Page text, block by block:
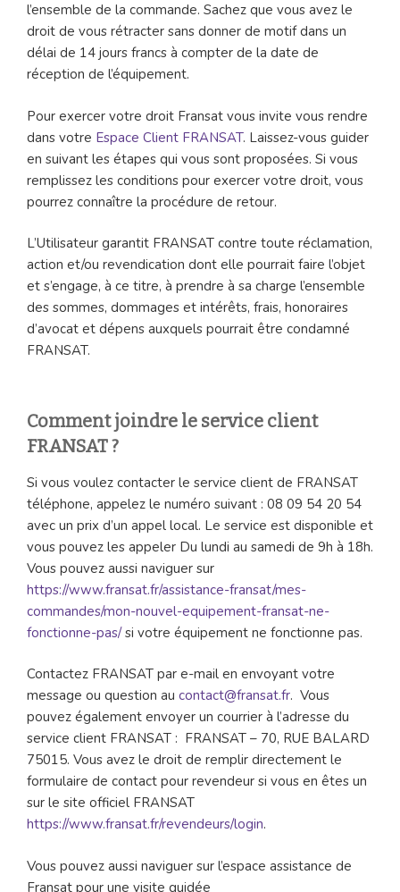
l’ensemble de la commande. Sachez que vous avez le
droit de vous rétracter sans donner de motif dans un
délai de 14 jours francs à compter de la date de
réception de l’équipement.
Pour exercer votre droit Fransat vous invite vous rendre
dans votre Espace Client FRANSAT. Laissez-vous guider
en suivant les étapes qui vous sont proposées. Si vous
remplissez les conditions pour exercer votre droit, vous
pourrez connaître la procédure de retour.
L’Utilisateur garantit FRANSAT contre toute réclamation,
action et/ou revendication dont elle pourrait faire l’objet
et s’engage, à ce titre, à prendre à sa charge l’ensemble
des sommes, dommages et intérêts, frais, honoraires
d’avocat et dépens auxquels pourrait être condamné
FRANSAT.
Comment joindre le service client
FRANSAT ?
Si vous voulez contacter le service client de FRANSAT
téléphone, appelez le numéro suivant : 08 09 54 20 54
avec un prix d’un appel local. Le service est disponible et
vous pouvez les appeler Du lundi au samedi de 9h à 18h.
Vous pouvez aussi naviguer sur
https://www.fransat.fr/assistance-fransat/mes-
commandes/mon-nouvel-equipement-fransat-ne-
fonctionne-pas/si votre équipement ne fonctionne pas.
Contactez FRANSAT par e-mail en envoyant votre
message ou question au contact@fransat.fr. Vous
pouvez également envoyer un courrier à l’adresse du
service client FRANSAT : FRANSAT – 70, RUE BALARD
75015. Vous avez le droit de remplir directement le
formulaire de contact pour revendeur si vous en êtes un
sur le site officiel FRANSAT
https://www.fransat.fr/revendeurs/login.
Vous pouvez aussi naviguer sur l’espace assistance de
Fransat pour une visite guidée